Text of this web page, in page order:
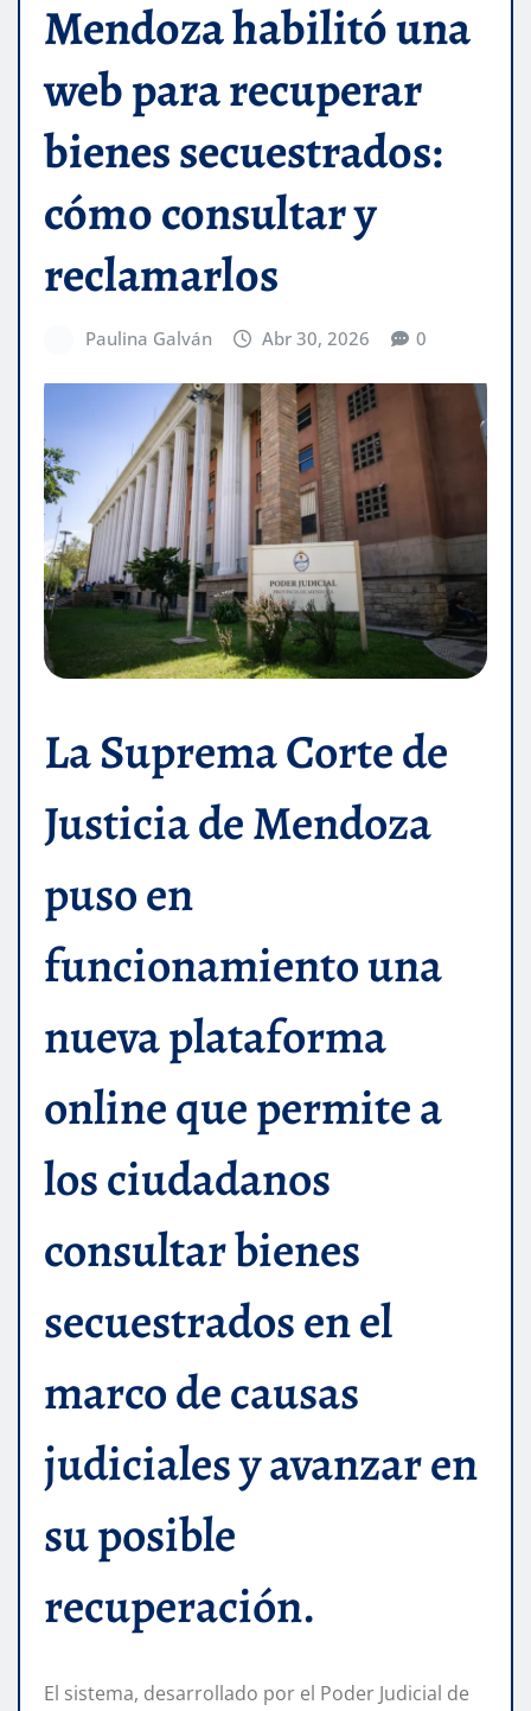
Mendoza habilitó una
web para recuperar
bienes secuestrados:
cómo consultar y
reclamarlos
Paulina Galván Abr 30, 2026 0
La Suprema Corte de
Justicia de Mendoza
puso en
funcionamiento una
nueva plataforma
online que permite a
los ciudadanos
consultar bienes
secuestrados en el
marco de causas
judiciales y avanzar en
su posible
recuperación.
El sistema, desarrollado por el Poder Judicial de